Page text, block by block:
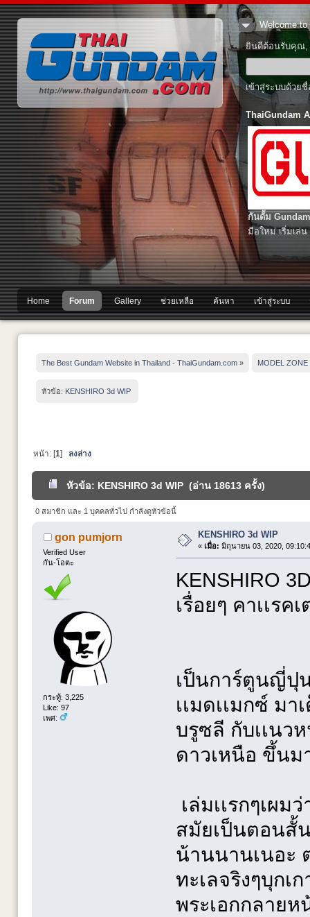
Welcome to
ยินดีต้อนรับคุณ,
เข้าสู่ระบบด้วย
ThaiGundam
กันดั้ม
มือใหม่ เริ่มเล่น
Home Forum Gallery ช่วยเหลือ ค้นหา เข้าสู่ระบบ
The Best Gundam Website in Thailand - ThaiGundam.com » MODEL ZONE
หัวข้อ: KENSHIRO 3d WIP
หน้า: [1] ลงล่าง
หัวข้อ: KENSHIRO 3d WIP (อ่าน 18613 ครั้ง)
0 สมาชิก และ 1 บุคคลทั่วไป กำลังดูหัวข้อนี้
gon pumjorn
Verified User
กัน-โอตะ
กระทู้: 3,225
Like: 97
เพศ:
KENSHIRO 3d WIP
« เมื่อ: มิถุนายน 03, 2020,
KENSHIRO
เรื่อยๆ คาเเรค
เป็นการ์ตูนญี่ปุ
เเมดเเมกซ์ ม
บรูซลี กับเเนว
ดาวเหนือ ขึ้นม
เล่มเเรกๆเผม
สมัยเป็นตอนสั้
น้านนานเนอะ
ทะเลจริงๆบุกเ
พระเอกกลายห